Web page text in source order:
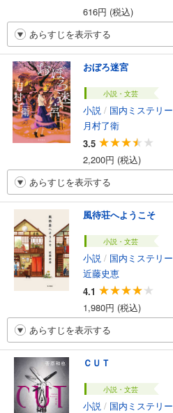
616円 (税込)
あらすじを表示する
おぼろ迷宮
小説・文芸
小説 / 国内ミステリー
月村了衛
3.5
2,200円 (税込)
あらすじを表示する
風待荘へようこそ
小説・文芸
小説 / 国内ミステリー
近藤史恵
4.1
1,980円 (税込)
あらすじを表示する
ＣＵＴ
小説・文芸
小説 / 国内ミステリー